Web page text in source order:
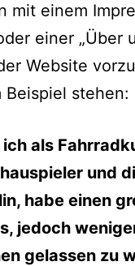
mit einem
einer „Über
Website
Beispiel stehen:
als
und
habe einen
jedoch
gelassen zu